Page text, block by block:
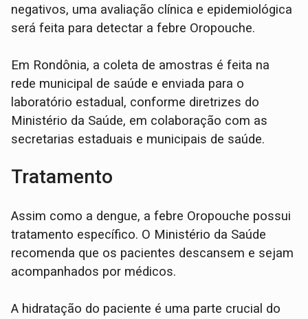
negativos, uma avaliação clínica e epidemiológica
será feita para detectar a febre Oropouche.
Em Rondônia, a coleta de amostras é feita na
rede municipal de saúde e enviada para o
laboratório estadual, conforme diretrizes do
Ministério da Saúde, em colaboração com as
secretarias estaduais e municipais de saúde.
Tratamento
Assim como a dengue, a febre Oropouche possui
tratamento específico. O Ministério da Saúde
recomenda que os pacientes descansem e sejam
acompanhados por médicos.
A hidratação do paciente é uma parte crucial do